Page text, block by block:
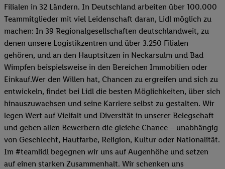
Filialen in 32 Ländern. In Deutschland arbeiten über 100.000
Teammitglieder mit viel Leidenschaft daran, Lidl möglich zu
machen: In 39 Regionalgesellschaften deutschlandweit, zu
denen unsere Logistikzentren und über 3.250 Filialen
gehören, und an den Hauptsitzen in Neckarsulm und Bad
Wimpfen beispielsweise in den Bereichen Immobilien oder
Einkauf.Wer den Willen hat, Chancen zu ergreifen und sich zu
entwickeln, findet bei Lidl die besten Möglichkeiten, über sich
hinauszuwachsen und seine Karriere selbst zu gestalten. Wir
legen Wert auf Vielfalt und Diversität in unserer Belegschaft
und geben allen Bewerbern die gleiche Chance – unabhängig
von Geschlecht, Hautfarbe, Religion, Kultur oder Nationalität.
Im #teamlidl begegnen wir uns auf Augenhöhe und setzen
auf einen starken Zusammenhalt. Wir schenken uns